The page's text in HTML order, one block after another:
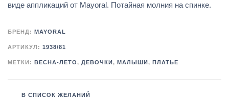
виде аппликаций от Mayoral. Потайная молния на спинке.
БРЕНД: MAYORAL
АРТИКУЛ: 1938/81
МЕТКИ: ВЕСНА-ЛЕТО, ДЕВОЧКИ , МАЛЫШИ , ПЛАТЬЕ
В СПИСОК ЖЕЛАНИЙ